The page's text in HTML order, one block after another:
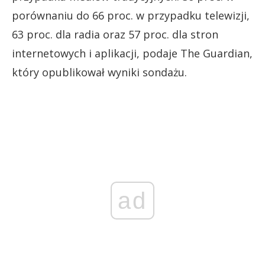
porównaniu do 66 proc. w przypadku telewizji,
63 proc. dla radia oraz 57 proc. dla stron
internetowych i aplikacji, podaje The Guardian,
który opublikował wyniki sondażu.
ad